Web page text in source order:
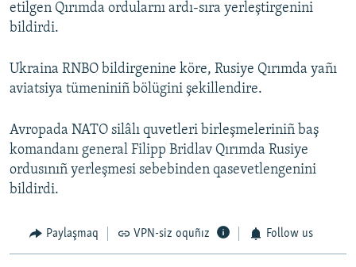
etilgen Qırımda ordularnı ardı-sıra yerleştirgenini
bildirdi.
Ukraina RNBO bildirgenine köre, Rusiye Qırımda yañı
aviatsiya tümeniniñ bölügini şekillendire.
Avropada NATO silâlı quvetleri birleşmeleriniñ baş
komandanı general Filipp Bridlav Qırımda Rusiye
ordusınıñ yerleşmesi sebebinden qasevetlengenini
bildirdi.
Paylaşmaq VPN-siz oquñız Follow us